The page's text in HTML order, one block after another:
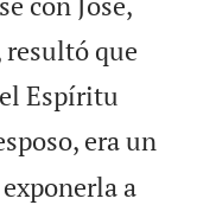
resultó que
Espíritu
era un
a